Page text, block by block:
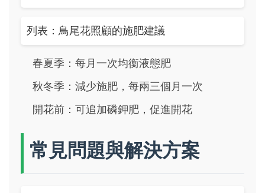
列表：鳥尾花照顧的施肥建議
春夏季：每月一次均衡液態肥
秋冬季：減少施肥，每兩三個月一次
開花前：可追加磷鉀肥，促進開花
常見問題與解決方案